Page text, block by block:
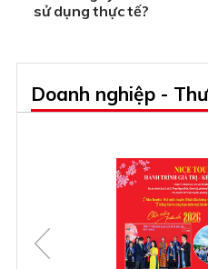
sử dụng thực tế?
Doanh nghiệp -